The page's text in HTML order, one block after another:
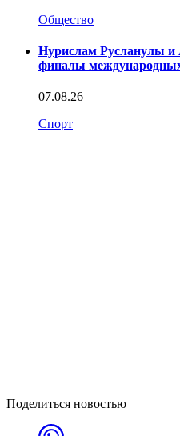
Общество
Нурислам Русланулы
финалы
07.08.26
Спорт
Поделиться новостью